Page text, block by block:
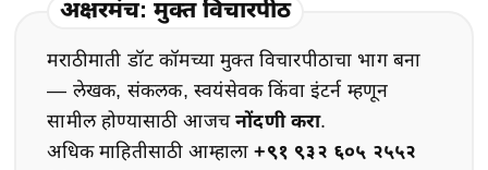
अक्षरमंच: मुक्त विचारपीठ
मराठीमाती डॉट कॉमच्या मुक्त विचारपीठाचा भाग बना
— लेखक, संकलक, स्वयंसेवक किंवा इंटर्न म्हणून
सामील होण्यासाठी आजचनोंदणी करा.
अधिक माहितीसाठी आम्हाला+९१ ९३२ ६०५ २५५२